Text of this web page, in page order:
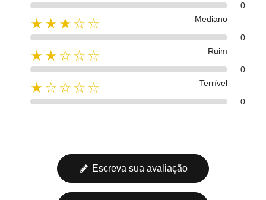
0
★★★☆☆
Mediano
0
★★☆☆☆
Ruim
0
★☆☆☆☆
Terrível
0
Escreva sua avaliação